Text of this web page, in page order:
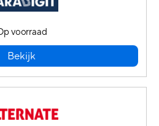
voorraad
Bekijk